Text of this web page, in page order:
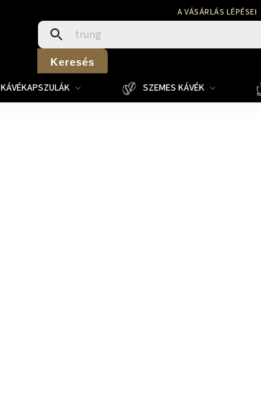
A VÁSÁRLÁS LÉPÉSEI
Keresés
KÁVÉKAPSZULÁK SZEMES KÁVÉK